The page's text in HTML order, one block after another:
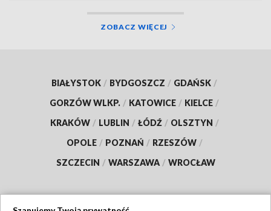
ZOBACZ WIĘCEJ
BIAŁYSTOK / BYDGOSZCZ / GDAŃSK /
GORZÓW WLKP. / KATOWICE / KIELCE /
KRAKÓW / LUBLIN / ŁÓDŹ / OLSZTYN /
OPOLE / POZNAŃ / RZESZÓW /
SZCZECIN / WARSZAWA / WROCŁAW